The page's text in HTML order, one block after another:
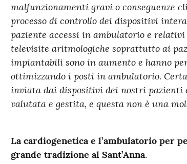
malfunzionamenti gravi o conseguenze
processo di controllo dei dispositivi
paziente accessi in ambulatorio e relativi
televisite aritmologiche soprattutto ai
impiantabili sono in aumento e hanno
ottimizzando i posti in ambulatorio.
inviata dai dispositivi dei nostri pazienti
valutata e gestita, e questa non è una
La cardiogenetica e l’ambulatorio per
grande tradizione al Sant’Anna.